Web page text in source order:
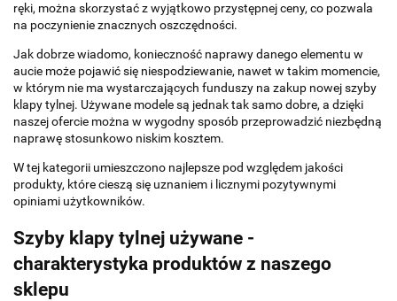
ręki, można skorzystać z wyjątkowo przystępnej ceny, co pozwala
na poczynienie znacznych oszczędności.
Jak dobrze wiadomo, konieczność naprawy danego elementu w
aucie może pojawić się niespodziewanie, nawet w takim momencie,
w którym nie ma wystarczających funduszy na zakup nowej szyby
klapy tylnej. Używane modele są jednak tak samo dobre, a dzięki
naszej ofercie można w wygodny sposób przeprowadzić niezbędną
naprawę stosunkowo niskim kosztem.
W tej kategorii umieszczono najlepsze pod względem jakości
produkty, które cieszą się uznaniem i licznymi pozytywnymi
opiniami użytkowników.
Szyby klapy tylnej używane -
charakterystyka produktów z naszego
sklepu